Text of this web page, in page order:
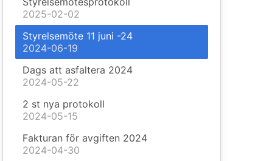
2025-02-02
Styrelsemöte 11 juni -24
2024-06-19
Dags att asfaltera 2024
2024-05-22
2 st nya protokoll
2024-05-15
Fakturan för avgiften 2024
2024-04-30